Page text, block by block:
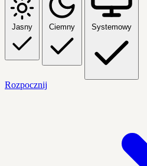
Jasny Ciemny Systemowy
Rozpocznij